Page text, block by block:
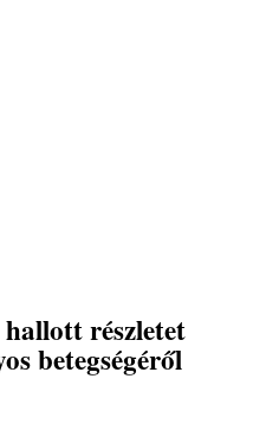
részletet
betegségéről